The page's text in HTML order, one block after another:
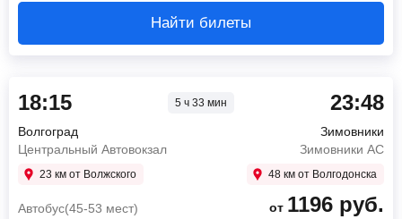
Найти билеты
18:15 5 ч 33 мин
Волгоград
Центральный Автовокзал
23 км от Волжского
23:48
Зимовники
Зимовники АС
48 км от Волгодонска
Автобус(45-53 мест) от 1196 руб.